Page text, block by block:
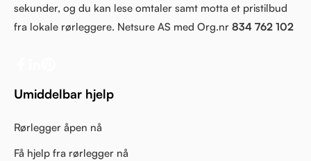
sekunder, og du kan lese omtaler samt motta et pristilbud
fra lokale rørleggere. Netsure AS med Org.nr 834 762 102
Umiddelbar hjelp
Rørlegger åpen nå
Få hjelp fra rørlegger nå